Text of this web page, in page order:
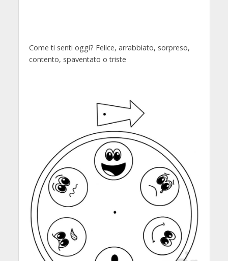
Come ti senti oggi? Felice, arrabbiato, sorpreso,
contento, spaventato o triste